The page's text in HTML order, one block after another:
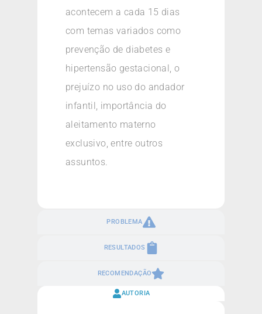
PROBLEMA
RESULTADOS
RECOMENDAÇÃO
acontecem a cada 15 dias
com temas variados como
prevenção de diabetes e
hipertensão gestacional, o
prejuízo no uso do andador
infantil, importância do
aleitamento materno
exclusivo, entre outros
assuntos.
AUTORIA